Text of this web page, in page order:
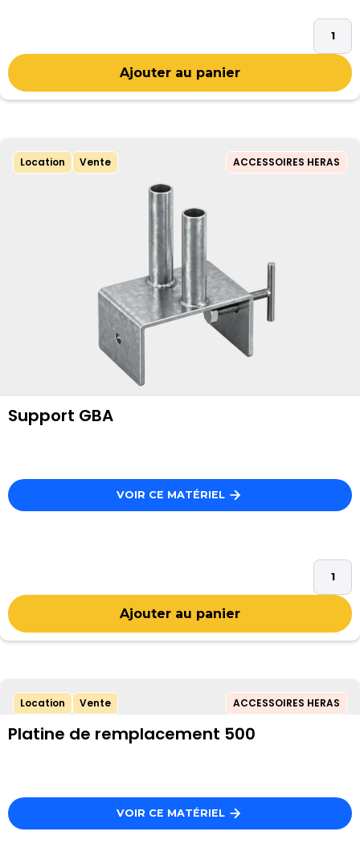
Location Vente ACCESSOIRES HERAS
Support GBA
VOIR CE MATÉRIEL
Location Vente ACCESSOIRES HERAS
Platine de remplacement 500
VOIR CE MATÉRIEL